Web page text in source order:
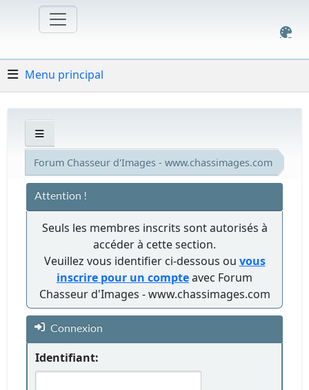
Menu principal
Forum Chasseur d'Images - www.chassimages.com
Attention !
Seuls les membres inscrits sont autorisés à
accéder à cette section.
Veuillez vous identifier ci-dessous ou vous
inscrire pour un compteavec Forum
Chasseur d'Images - www.chassimages.com
Connexion
Identifiant: